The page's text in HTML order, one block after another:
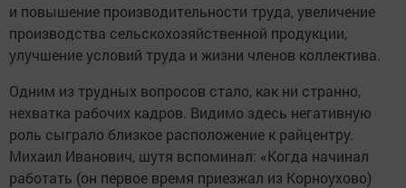
и повышение производительности труда, увеличение
производства сельскохозяйственной продукции,
улучшение условий труда и жизни членов коллектива.
Одним из трудных вопросов стало, как ни странно,
нехватка рабочих кадров. Видимо здесь негативную
роль сыграло близкое расположение к райцентру.
Михаил Иванович, шутя вспоминал: «Когда начинал
работать (он первое время приезжал из Корноухово)